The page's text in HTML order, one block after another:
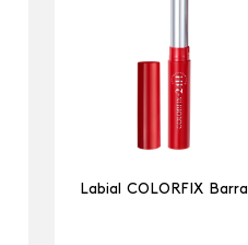
Labial COLORFIX Barra